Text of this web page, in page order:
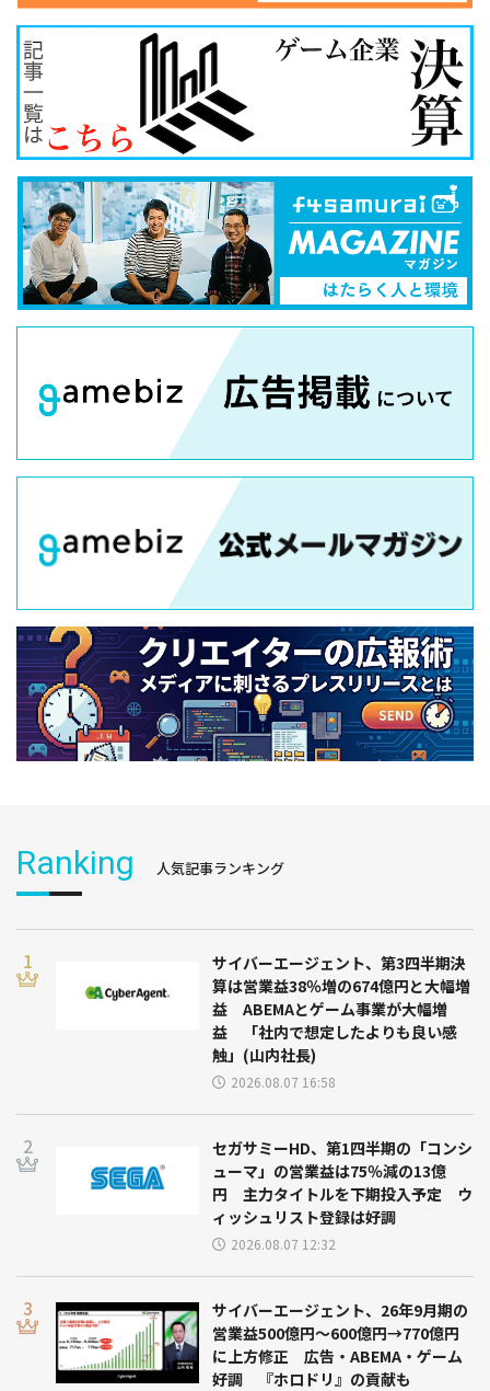
Ranking 人気記事ランキング
サイバーエージェント、第3四半期決
算は営業益38％増の674億円と大幅増
益 ABEMAとゲーム事業が大幅増
益 「社内で想定したよりも良い感
触」(山内社長)
2026.08.07 16:58
セガサミーHD、第1四半期の「コンシ
ューマ」の営業益は75％減の13億
円 主力タイトルを下期投入予定 ウ
ィッシュリスト登録は好調
2026.08.07 12:32
サイバーエージェント、26年9月期の
営業益500億円～600億円→770億円
に上方修正 広告・ABEMA・ゲーム
好調 『ホロドリ』の貢献も